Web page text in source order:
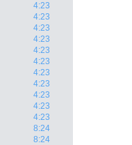
4:23
4:23
4:23
4:23
4:23
4:23
4:23
4:23
4:23
4:23
4:23
8:24
8:24